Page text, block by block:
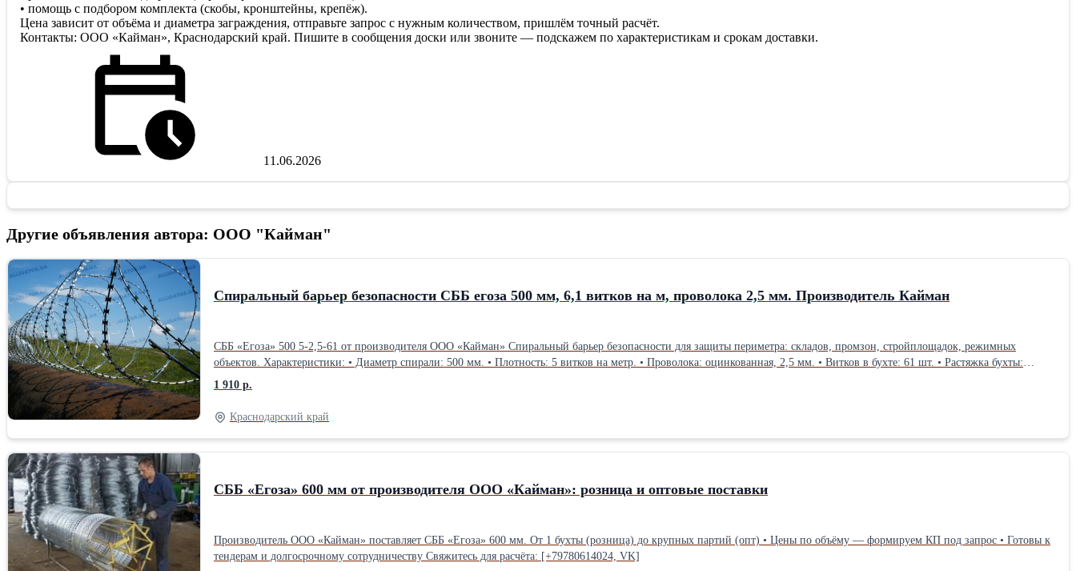
• помощь с подбором комплекта (скобы, кронштейны, крепёж).
Цена зависит от объёма и диаметра заграждения, отправьте запрос с нужным количеством, пришлём точный расчёт.
Контакты: ООО «Кайман», Краснодарский край. Пишите в сообщения доски или звоните — подскажем по характеристикам и срокам доставки.
11.06.2026
Другие объявления автора: ООО "Кайман"
Спиральный барьер безопасности СББ егоза 500 мм, 6,1 витков на м, проволока 2,5 мм. Производитель Кайман
СББ «Егоза» 500 5-2,5-61 от производителя ООО «Кайман» Спиральный барьер безопасности для защиты периметра: складов, промзон, стройплощадок, режимных
объектов. Характеристики: • Диаметр спирали: 500 мм. • Плотность: 5 витков на метр. • Проволока: оцинкованная, 2,5 мм. • Витков в бухте: 61 шт. • Растяжка бухты:
ориентировочно 10 м (уточняем под проект). • Производство: ООО «Кайман», Краснодарский край. Преимущества: • Стабильная геометрия спирали, равномерные витки. •
Горячее цинкование для долговечности на улице. • Работаем по договору, сертификаты по запросу. Условия: опт и розница, отгрузка со склада, расчёт метража под
периметр объекта. Звоните или пишите: [+79780614024]. Подготовим КП под ваш объект за 1 рабочий день.
1 910 р.
Краснодарский край
СББ «Егоза» 600 мм от производителя ООО «Кайман»: розница и оптовые поставки
Производитель ООО «Кайман» поставляет СББ «Егоза» 600 мм. От 1 бухты (розница) до крупных партий (опт) • Цены по объёму — формируем КП под запрос • Готовы к
тендерам и долгосрочному сотрудничеству Свяжитесь для расчёта: [+79780614024, VK]